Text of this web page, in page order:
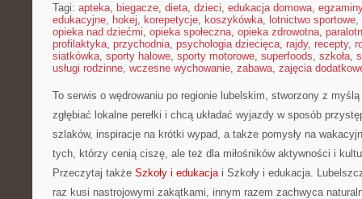
Tagi: apteka, biegacze, dieta, dzieci, edukacja domowa, egzaminy
edukacyjne, hokej, korepetycje, koszykówka, lotnictwo sportowe,
opieka nad dziećmi, opieka społeczna, opieka zdrowotna,
profilaktyka, przychodnia, psychologia dziecięca, rajdy, recepty,
siatkówka, sporty halowe, sporty motorowe, superfoods, szkoła,
usługi rodzinne, wczesne wychowanie, zabawa, zajęcia
To serwis o wędrowaniu po regionie lubelskim, stworzony z
zgłębiać lokalne perełki i chcą układać wyjazdy w sposób
szlaków, inspiracje na krótki wypad, a także pomysły na
tych, którzy cenią ciszę, ale też dla miłośników aktywności i
Przeczytaj także Szkoły i edukacjai Szkoły i edukacja.
raz kusi nastrojowymi zakątkami, innym razem zachwyca